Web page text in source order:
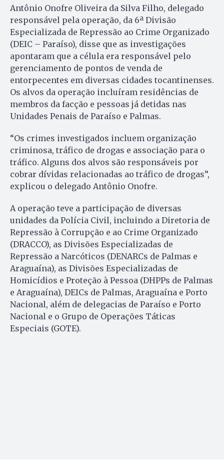
Antônio Onofre Oliveira da Silva Filho, delegado
responsável pela operação, da 6ª Divisão
Especializada de Repressão ao Crime Organizado
(DEIC – Paraíso), disse que as investigações
apontaram que a célula era responsável pelo
gerenciamento de pontos de venda de
entorpecentes em diversas cidades tocantinenses.
Os alvos da operação incluíram residências de
membros da facção e pessoas já detidas nas
Unidades Penais de Paraíso e Palmas.
“Os crimes investigados incluem organização
criminosa, tráfico de drogas e associação para o
tráfico. Alguns dos alvos são responsáveis por
cobrar dívidas relacionadas ao tráfico de drogas”,
explicou o delegado Antônio Onofre.
A operação teve a participação de diversas
unidades da Polícia Civil, incluindo a Diretoria de
Repressão à Corrupção e ao Crime Organizado
(DRACCO), as Divisões Especializadas de
Repressão a Narcóticos (DENARCs de Palmas e
Araguaína), as Divisões Especializadas de
Homicídios e Proteção à Pessoa (DHPPs de Palmas
e Araguaína), DEICs de Palmas, Araguaína e Porto
Nacional, além de delegacias de Paraíso e Porto
Nacional e o Grupo de Operações Táticas
Especiais (GOTE).